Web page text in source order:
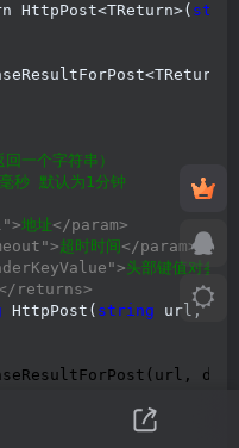
HttpPost<TReturn>(
一个字符串）
秒 默认为1分钟
地址</param>
超时时间 </param>
头部键值对参数
</returns>
HttpPost( string url,